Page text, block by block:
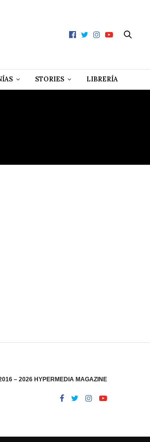
STORIES LIBRERÍA
– 2026 HYPERMEDIA MAGAZINE